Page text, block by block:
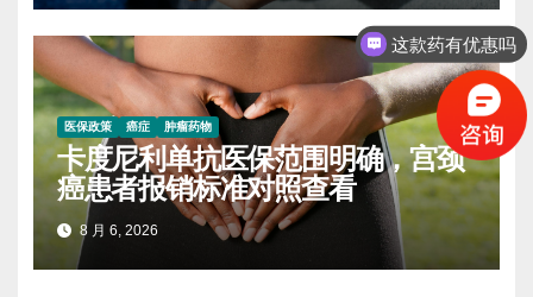
医保政策 癌症 肿瘤药物
卡度尼利单抗医保范围明确，宫颈
癌患者报销标准对照查看
8 月 6, 2026
这款药有优惠吗